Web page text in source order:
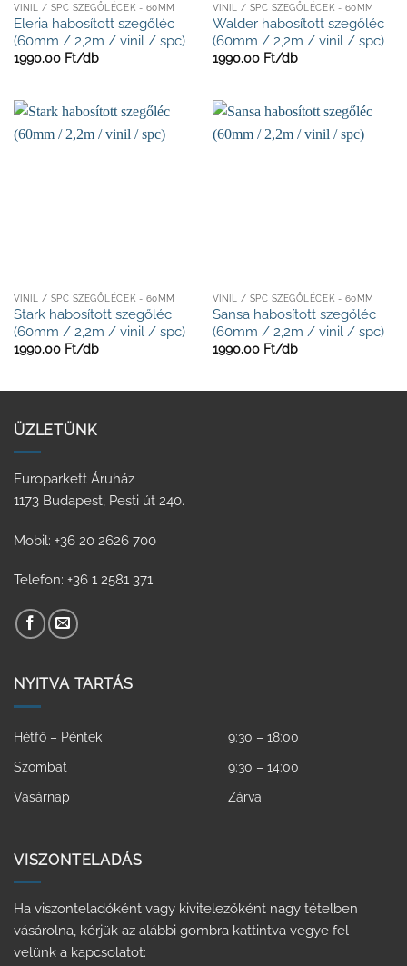
VINIL / SPC SZEGŐLÉCEK - 60MM
Eleria habosított szegőléc
(60mm / 2,2m / vinil / spc)
1990.00 Ft/db
VINIL / SPC SZEGŐLÉCEK - 60MM
Walder habosított szegőléc
(60mm / 2,2m / vinil / spc)
1990.00 Ft/db
VINIL / SPC SZEGŐLÉCEK - 60MM
Stark habosított szegőléc
(60mm / 2,2m / vinil / spc)
1990.00 Ft/db
VINIL / SPC SZEGŐLÉCEK - 60MM
Sansa habosított szegőléc
(60mm / 2,2m / vinil / spc)
1990.00 Ft/db
ÜZLETÜNK
Europarkett Áruház
1173 Budapest, Pesti út 240.
Mobil: +36 20 2626 700
Telefon: +36 1 2581 371
NYITVA TARTÁS
Hétfő – Péntek
9:30 – 18:00
Szombat
9:30 – 14:00
Vasárnap
Zárva
VISZONTELADÁS
Ha viszonteladóként vagy kivitelezőként nagy tételben
vásárolna, kérjük az alábbi gombra kattintva vegye fel
velünk a kapcsolatot: